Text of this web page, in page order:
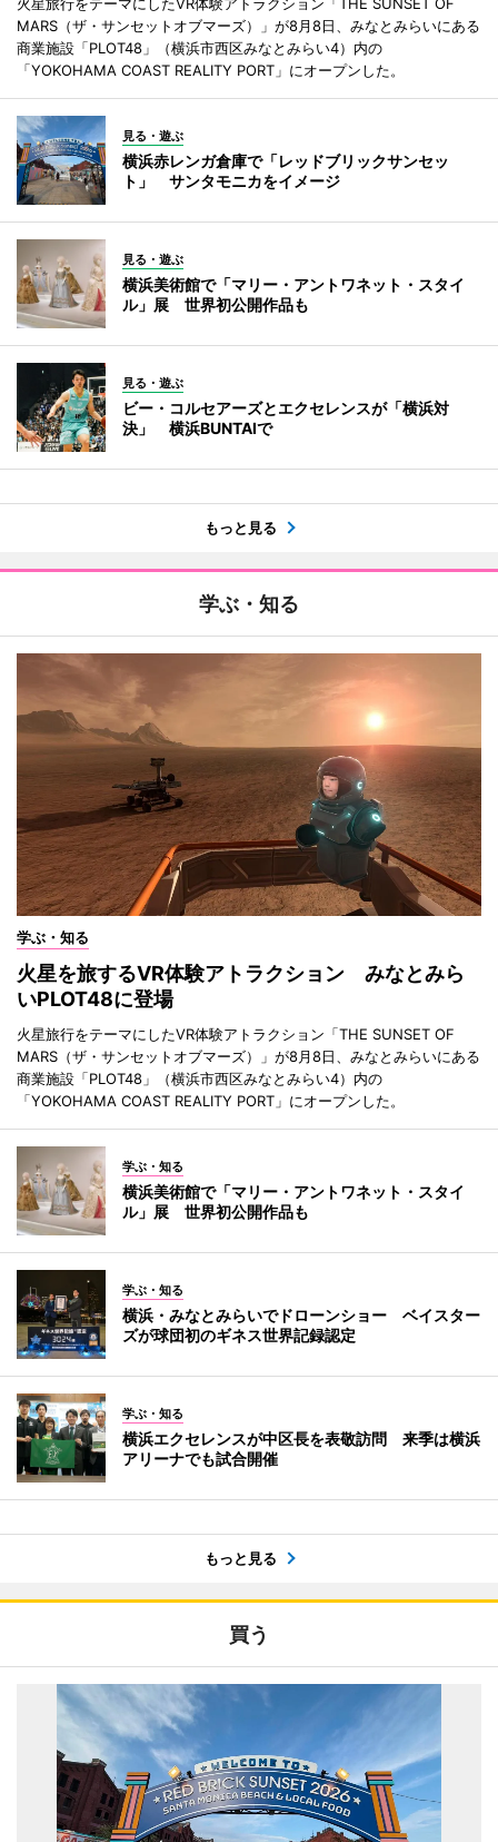
火星旅行をテーマにしたVR体験アトラクション「THE SUNSET OF
MARS（ザ・サンセットオブマーズ）」が8月8日、みなとみらいにある
商業施設「PLOT48」（横浜市西区みなとみらい4）内の
「YOKOHAMA COAST REALITY PORT」にオープンした。
見る・遊ぶ
横浜赤レンガ倉庫で「レッドブリックサンセッ
ト」 サンタモニカをイメージ
見る・遊ぶ
横浜美術館で「マリー・アントワネット・スタイ
ル」展 世界初公開作品も
見る・遊ぶ
ビー・コルセアーズとエクセレンスが「横浜対
決」 横浜BUNTAIで
もっと見る
学ぶ・知る
学ぶ・知る
火星を旅するVR体験アトラクション みなとみら
いPLOT48に登場
火星旅行をテーマにしたVR体験アトラクション「THE SUNSET OF
MARS（ザ・サンセットオブマーズ）」が8月8日、みなとみらいにある
商業施設「PLOT48」（横浜市西区みなとみらい4）内の
「YOKOHAMA COAST REALITY PORT」にオープンした。
学ぶ・知る
横浜美術館で「マリー・アントワネット・スタイ
ル」展 世界初公開作品も
学ぶ・知る
横浜・みなとみらいでドローンショー ベイスター
ズが球団初のギネス世界記録認定
学ぶ・知る
横浜エクセレンスが中区長を表敬訪問 来季は横浜
アリーナでも試合開催
もっと見る
買う